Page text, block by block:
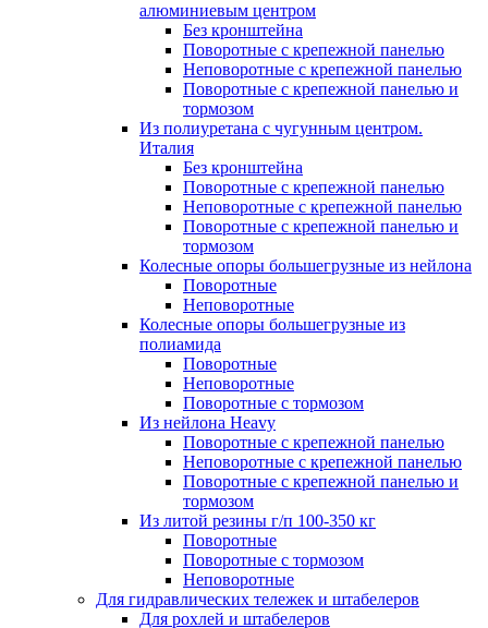
алюминиевым центром
Без кронштейна
Поворотные с крепежной панелью
Неповоротные с крепежной панелью
Поворотные с крепежной панелью и
тормозом
Из полиуретана с чугунным центром.
Италия
Без кронштейна
Поворотные с крепежной панелью
Неповоротные с крепежной панелью
Поворотные с крепежной панелью и
тормозом
Колесные опоры большегрузные из нейлона
Поворотные
Неповоротные
Колесные опоры большегрузные из
полиамида
Поворотные
Неповоротные
Поворотные с тормозом
Из нейлона Heavy
Поворотные с крепежной панелью
Неповоротные с крепежной панелью
Поворотные с крепежной панелью и
тормозом
Из литой резины г/п 100-350 кг
Поворотные
Поворотные с тормозом
Неповоротные
Для гидравлических тележек и штабелеров
Для рохлей и штабелеров